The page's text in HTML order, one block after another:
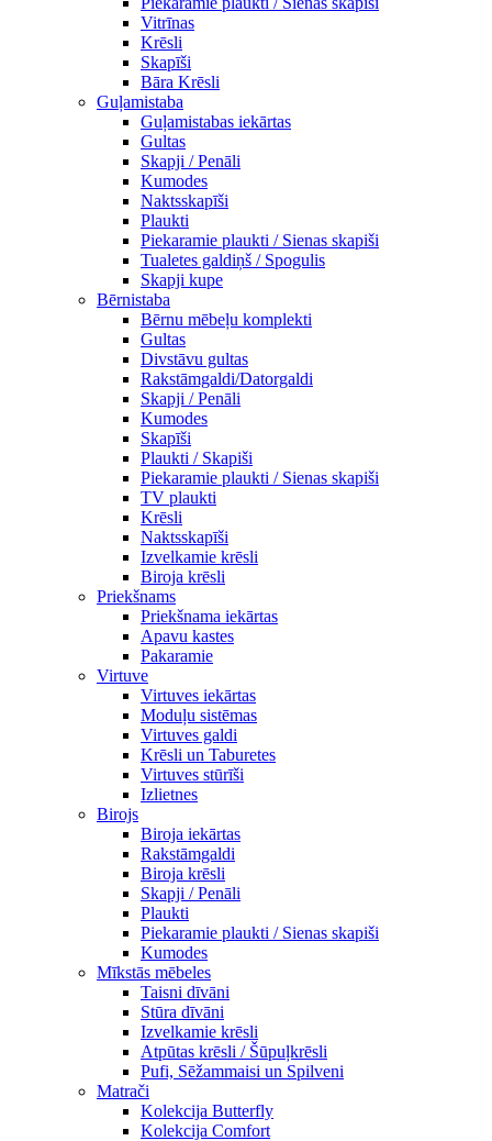
Vitrīnas
Krēsli
Skapīši
Bāra Krēsli
Guļamistaba
Guļamistabas iekārtas
Gultas
Skapji / Penāli
Kumodes
Naktsskapīši
Plaukti
Piekaramie plaukti / Sienas skapiši
Tualetes galdiņš / Spogulis
Skapji kupe
Bērnistaba
Bērnu mēbeļu komplekti
Gultas
Divstāvu gultas
Rakstāmgaldi/Datorgaldi
Skapji / Penāli
Kumodes
Skapīši
Plaukti / Skapiši
Piekaramie plaukti / Sienas skapiši
TV plaukti
Krēsli
Naktsskapīši
Izvelkamie krēsli
Biroja krēsli
Priekšnams
Priekšnama iekārtas
Apavu kastes
Pakaramie
Virtuve
Virtuves iekārtas
Moduļu sistēmas
Virtuves galdi
Krēsli un Taburetes
Virtuves stūrīši
Izlietnes
Birojs
Biroja iekārtas
Rakstāmgaldi
Biroja krēsli
Skapji / Penāli
Plaukti
Piekaramie plaukti / Sienas skapiši
Kumodes
Mīkstās mēbeles
Taisni dīvāni
Stūra dīvāni
Izvelkamie krēsli
Atpūtas krēsli / Šūpuļkrēsli
Pufi, Sēžammaisi un Spilveni
Matrači
Kolekcija Butterfly
Kolekcija Comfort